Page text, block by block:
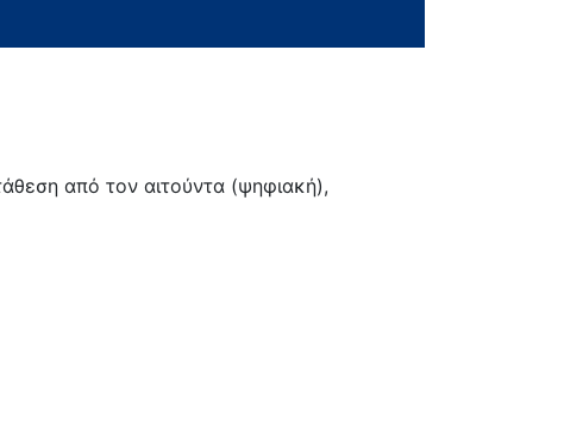
από τον αιτούντα (ψηφιακή),